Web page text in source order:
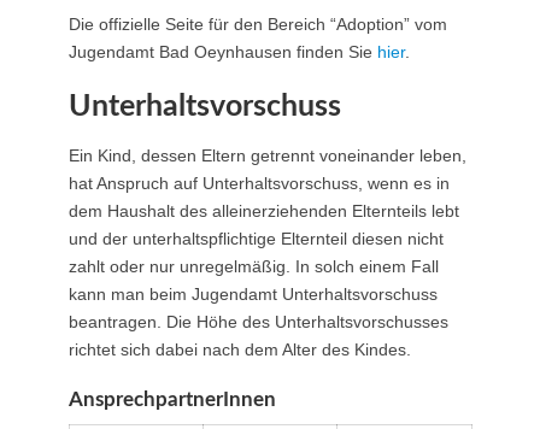
Die offizielle Seite für den Bereich “Adoption” vom
Jugendamt Bad Oeynhausen finden Sie hier.
Unterhaltsvorschuss
Ein Kind, dessen Eltern getrennt voneinander leben,
hat Anspruch auf Unterhaltsvorschuss, wenn es in
dem Haushalt des alleinerziehenden Elternteils lebt
und der unterhaltspflichtige Elternteil diesen nicht
zahlt oder nur unregelmäßig. In solch einem Fall
kann man beim Jugendamt Unterhaltsvorschuss
beantragen. Die Höhe des Unterhaltsvorschusses
richtet sich dabei nach dem Alter des Kindes.
AnsprechpartnerInnen